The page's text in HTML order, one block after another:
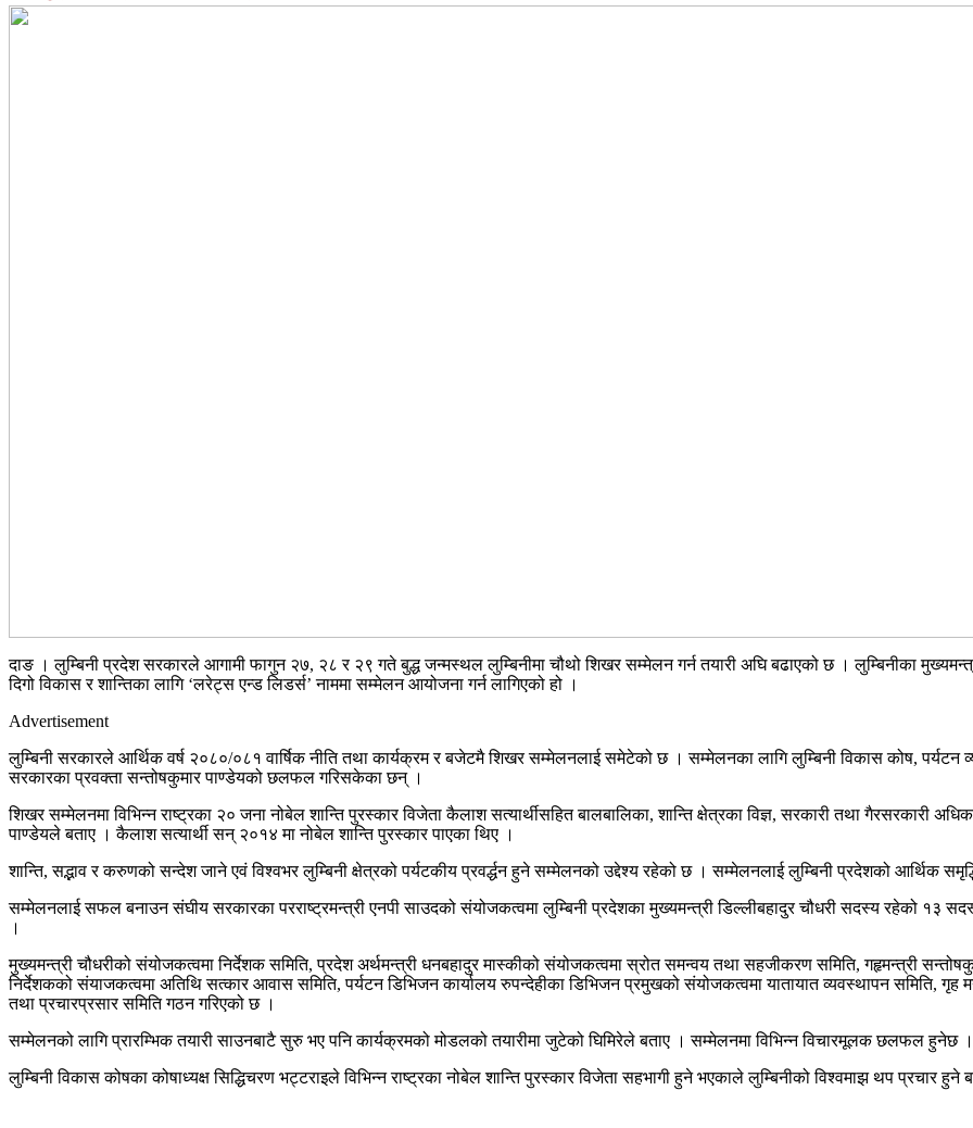
दाङ । लुम्बिनी प्रदेश सरकारले आगामी फागुन २७, २८ र २९ गते बुद्ध जन्मस्थल लुम्बिनीमा चौथो शिखर सम्मेलन गर्न तयारी अघि बढाएको छ । लुम्बिनीका
दिगो विकास र शान्तिका लागि ‘लरेट्स एन्ड लिडर्स’ नाममा सम्मेलन आयोजना गर्न लागिएको हो ।
Advertisement
लुम्बिनी सरकारले आर्थिक वर्ष २०८०/०८१ वार्षिक नीति तथा कार्यक्रम र बजेटमै शिखर सम्मेलनलाई समेटेको छ । सम्मेलनका लागि लुम्बिनी विकास कोष, पर्यटन
सरकारका प्रवक्ता सन्तोषकुमार पाण्डेयको छलफल गरिसकेका छन् ।
शिखर सम्मेलनमा विभिन्न राष्ट्रका २० जना नोबेल शान्ति पुरस्कार विजेता कैलाश सत्यार्थीसहित बालबालिका, शान्ति क्षेत्रका विज्ञ, सरकारी तथा गैरसरकारी
पाण्डेयले बताए । कैलाश सत्यार्थी सन् २०१४ मा नोबेल शान्ति पुरस्कार पाएका थिए ।
शान्ति, सद्भाव र करुणको सन्देश जाने एवं विश्वभर लुम्बिनी क्षेत्रको पर्यटकीय प्रवर्द्धन हुने सम्मेलनको उद्देश्य रहेको छ । सम्मेलनलाई लुम्बिनी प्रदेशको आर्थिक
सम्मेलनलाई सफल बनाउन संघीय सरकारका परराष्ट्रमन्त्री एनपी साउदको संयोजकत्वमा लुम्बिनी प्रदेशका मुख्यमन्त्री डिल्लीबहादुर चौधरी सदस्य रहेको १३
।
मुख्यमन्त्री चौधरीको संयोजकत्वमा निर्देशक समिति, प्रदेश अर्थमन्त्री धनबहादुर मास्कीको संयोजकत्वमा स्रोत समन्वय तथा सहजीकरण समिति, गहृमन्त्री
निर्देशकको संयाजकत्वमा अतिथि सत्कार आवास समिति, पर्यटन डिभिजन कार्यालय रुपन्देहीका डिभिजन प्रमुखको संयोजकत्वमा यातायात व्यवस्थापन समिति,
तथा प्रचारप्रसार समिति गठन गरिएको छ ।
सम्मेलनको लागि प्रारम्भिक तयारी साउनबाटै सुरु भए पनि कार्यक्रमको मोडलको तयारीमा जुटेको घिमिरेले बताए । सम्मेलनमा विभिन्न विचारमूलक छलफल हुनेछ ।
लुम्बिनी विकास कोषका कोषाध्यक्ष सिद्धिचरण भट्टराइले विभिन्न राष्ट्रका नोबेल शान्ति पुरस्कार विजेता सहभागी हुने भएकाले लुम्बिनीको विश्वमाझ थप प्रचार हुने